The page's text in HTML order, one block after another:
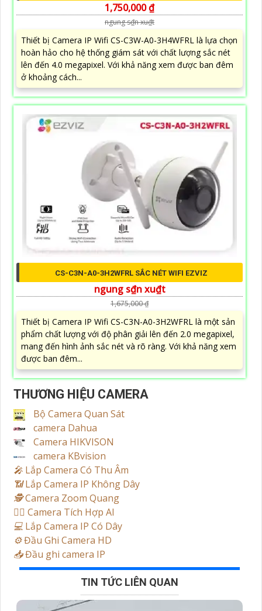
1,750,000 ₫
ngung s₫n xu₫t
Thiết bị Camera IP Wifi CS-C3W-A0-3H4WFRL là lựa chọn
hoàn hảo cho hệ thống giám sát với chất lượng sắc nét
lên đến 4.0 megapixel. Với khả năng xem được ban đêm
ở khoảng cách...
CS-C3N-A0-3H2WFRL SẮC NÉT WIFI EZVIZ
ngung s₫n xu₫t
1,675,000 ₫
Thiết bị Camera IP Wifi CS-C3N-A0-3H2WFRL là một sản
phẩm chất lượng với độ phân giải lên đến 2.0 megapixel,
mang đến hình ảnh sắc nét và rõ ràng. Với khả năng xem
được ban đêm...
THƯƠNG HIỆU CAMERA
Bộ Camera Quan Sát
camera Dahua
Camera HIKVISON
camera KBvision
️🎤️ Lắp Camera Có Thu Âm
📶Lắp Camera IP Không Dây
🕵️Camera Zoom Quang
🧛‍♀️ Camera Tích Hợp AI
💻 Lắp Camera IP Có Dây
⚙️Đầu Ghi Camera HD
📥Đầu ghi camera IP
TIN TỨC LIÊN QUAN